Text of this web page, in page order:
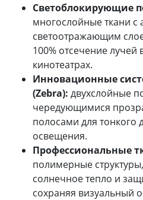
Светоблокирующие
многослойные ткани с
светоотражающим
100% отсечение
кинотеатрах.
Инновационные
(Zebra): двухслойные
чередующимися
полосами для тонкого
освещения.
Профессиональные
полимерные
солнечное тепло и
сохраняя визуальный